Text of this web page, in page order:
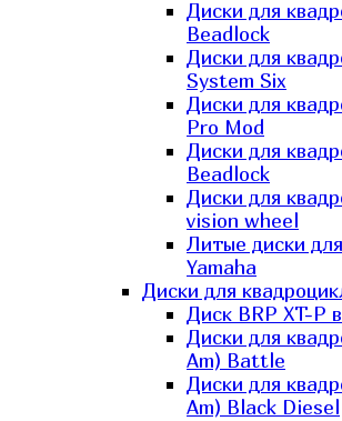
Диски для
Beadlock
Диски для
System Six
Диски для
Pro Mod
Диски для
Beadlock
Диски для
vision wheel
Литые диски
Yamaha
Диски для
Диск BRP XT-P
Диски для
Am) Battle
Диски для
Am) Black Diesel